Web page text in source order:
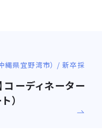
縄県宜野湾市） / 新卒採
コーディネーター
）